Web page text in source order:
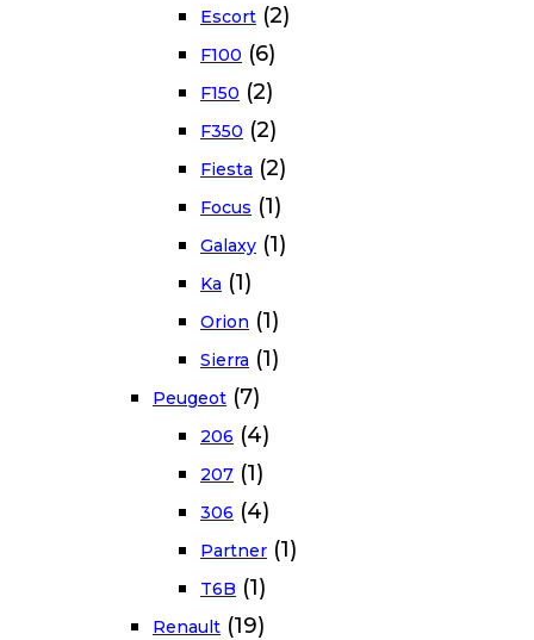
Escort (2)
F100 (6)
F150 (2)
F350 (2)
Fiesta (2)
Focus (1)
Galaxy (1)
Ka (1)
Orion (1)
Sierra (1)
Peugeot (7)
206 (4)
207 (1)
306 (4)
Partner (1)
T6B (1)
Renault (19)